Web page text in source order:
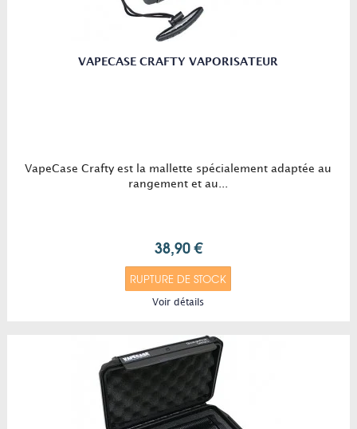
VAPECASE CRAFTY VAPORISATEUR
VapeCase Crafty est la mallette spécialement adaptée au
rangement et au...
38,90 €
RUPTURE DE STOCK
Voir détails